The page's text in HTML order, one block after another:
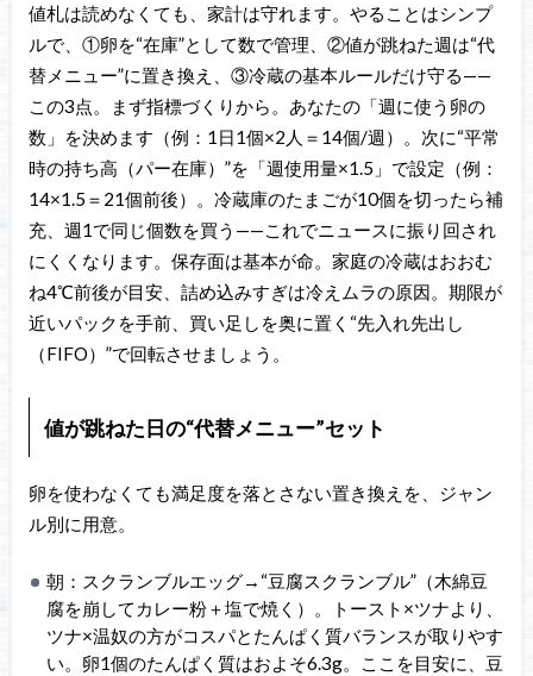
値札は読めなくても、家計は守れます。やることはシンプ
ルで、①卵を“在庫”として数で管理、②値が跳ねた週は“代
替メニュー”に置き換え、③冷蔵の基本ルールだけ守る——
この3点。まず指標づくりから。あなたの「週に使う卵の
数」を決めます（例：1日1個×2人＝14個/週）。次に“平常
時の持ち高（パー在庫）”を「週使用量×1.5」で設定（例：
14×1.5＝21個前後）。冷蔵庫のたまごが10個を切ったら補
充、週1で同じ個数を買う——これでニュースに振り回され
にくくなります。保存面は基本が命。家庭の冷蔵はおおむ
ね4℃前後が目安、詰め込みすぎは冷えムラの原因。期限が
近いパックを手前、買い足しを奥に置く“先入れ先出し
（FIFO）”で回転させましょう。
値が跳ねた日の“代替メニュー”セット
卵を使わなくても満足度を落とさない置き換えを、ジャン
ル別に用意。
朝：スクランブルエッグ→“豆腐スクランブル”（木綿豆
腐を崩してカレー粉＋塩で焼く）。トースト×ツナより、
ツナ×温奴の方がコスパとたんぱく質バランスが取りやす
い。卵1個のたんぱく質はおよそ6.3g。ここを目安に、豆